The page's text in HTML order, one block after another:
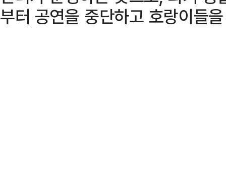
부터 공연을 중단하고 호랑이들